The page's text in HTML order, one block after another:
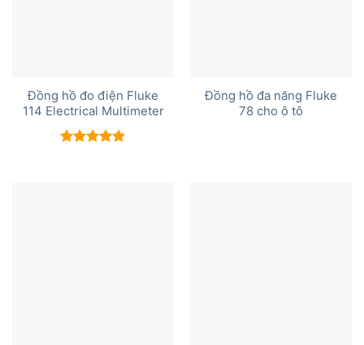
Đồng hồ đo điện Fluke
114 Electrical Multimeter
Đồng hồ đa năng Fluke
78 cho ô tô